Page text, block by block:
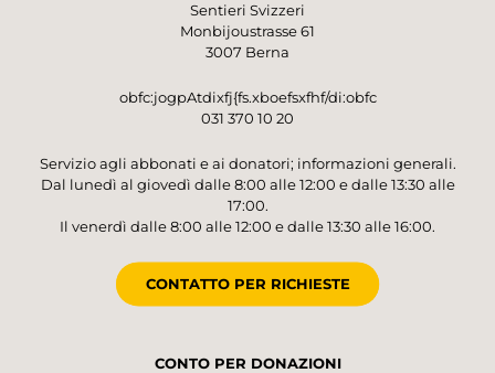
Sentieri Svizzeri
Monbijoustrasse 61
3007 Berna
obfc:jogpAtdixfj{fs.xboefsxfhf/di:obfc
031 370 10 20
Servizio agli abbonati e ai donatori; informazioni generali.
Dal lunedì al giovedì dalle 8:00 alle 12:00 e dalle 13:30 alle
17:00.
Il venerdì dalle 8:00 alle 12:00 e dalle 13:30 alle 16:00.
CONTATTO PER RICHIESTE
CONTO PER DONAZIONI